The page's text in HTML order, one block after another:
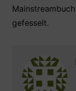
gefesselt.